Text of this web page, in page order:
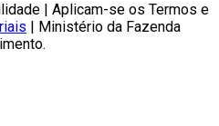
| Aplicam-se os Termos e
| Ministério da Fazenda